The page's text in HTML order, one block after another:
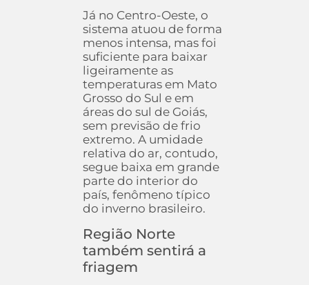
Já no Centro-Oeste, o
sistema atuou de forma
menos intensa, mas foi
suficiente para baixar
ligeiramente as
temperaturas em Mato
Grosso do Sul e em
áreas do sul de Goiás,
sem previsão de frio
extremo. A umidade
relativa do ar, contudo,
segue baixa em grande
parte do interior do
país, fenômeno típico
do inverno brasileiro.
Região Norte
também sentirá a
friagem